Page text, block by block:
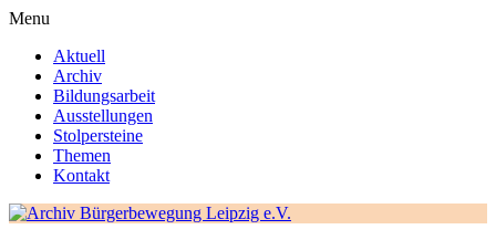
Menu
Aktuell
Archiv
Bildungsarbeit
Ausstellungen
Stolpersteine
Themen
Kontakt